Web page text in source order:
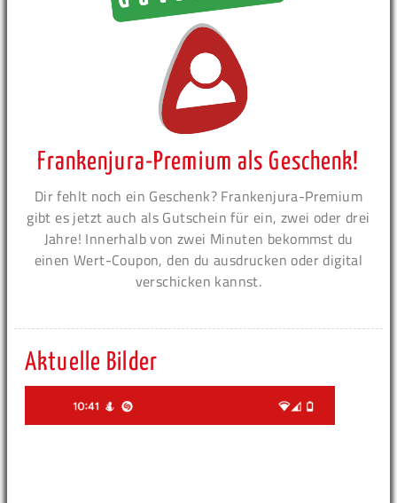
Frankenjura-Premium als Geschenk!
Dir fehlt noch ein Geschenk? Frankenjura-Premium
gibt es jetzt auch als Gutschein für ein, zwei oder drei
Jahre! Innerhalb von zwei Minuten bekommst du
einen Wert-Coupon, den du ausdrucken oder digital
verschicken kannst.
Aktuelle Bilder